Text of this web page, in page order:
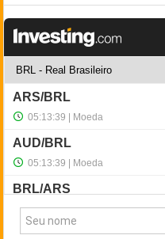
NewsLetter